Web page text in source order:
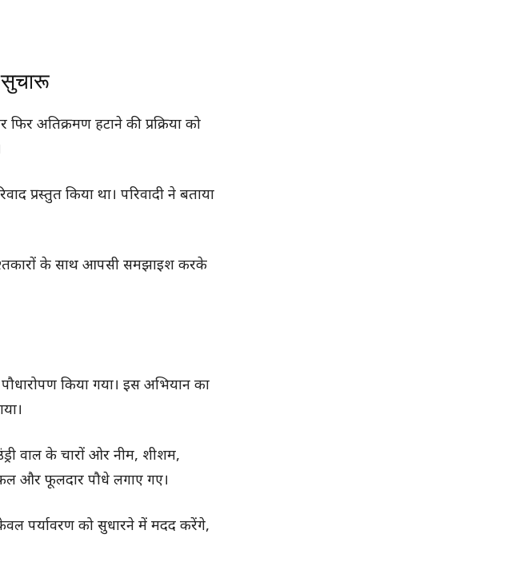
सुचारू
अतिक्रमण हटाने की प्रक्रिया को
प्रस्तुत किया था। परिवादी ने बताया
के साथ आपसी समझाइश करके
किया गया। इस अभियान का
वाल के चारों ओर नीम, शीशम,
और फूलदार पौधे लगाए गए।
पर्यावरण को सुधारने में मदद करेंगे,